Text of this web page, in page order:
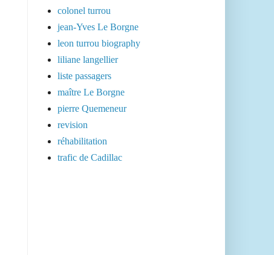
colonel turrou
jean-Yves Le Borgne
leon turrou biography
liliane langellier
liste passagers
maître Le Borgne
pierre Quemeneur
revision
réhabilitation
trafic de Cadillac